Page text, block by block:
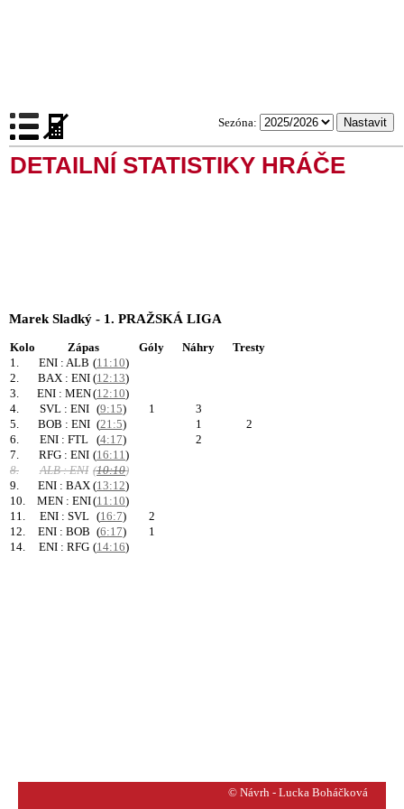
Sezóna:
DETAILNÍ STATISTIKY HRÁČE
Marek Sladký - 1. PRAŽSKÁ LIGA
Kolo Zápas Góly Náhry
Tresty
1.
ENI : ALB (11:10)
2.
BAX : ENI (12:13)
3.
ENI : MEN(12:10)
4.
SVL : ENI (9:15) 1
3
5.
BOB : ENI (21:5) 1
2
6.
ENI : FTL (4:17)
2
7.
RFG : ENI (16:11)
8.
ALB : ENI (10:10)
9.
ENI : BAX (13:12)
10.
MEN : ENI(11:10)
11.
ENI : SVL (16:7)
2
12.
ENI : BOB (6:17)
1
14.
ENI : RFG (14:16)
© Návrh - Lucka Boháčková